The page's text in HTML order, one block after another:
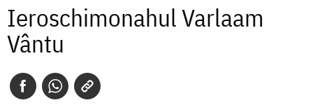
Ieroschimonahul Varlaam
Vântu